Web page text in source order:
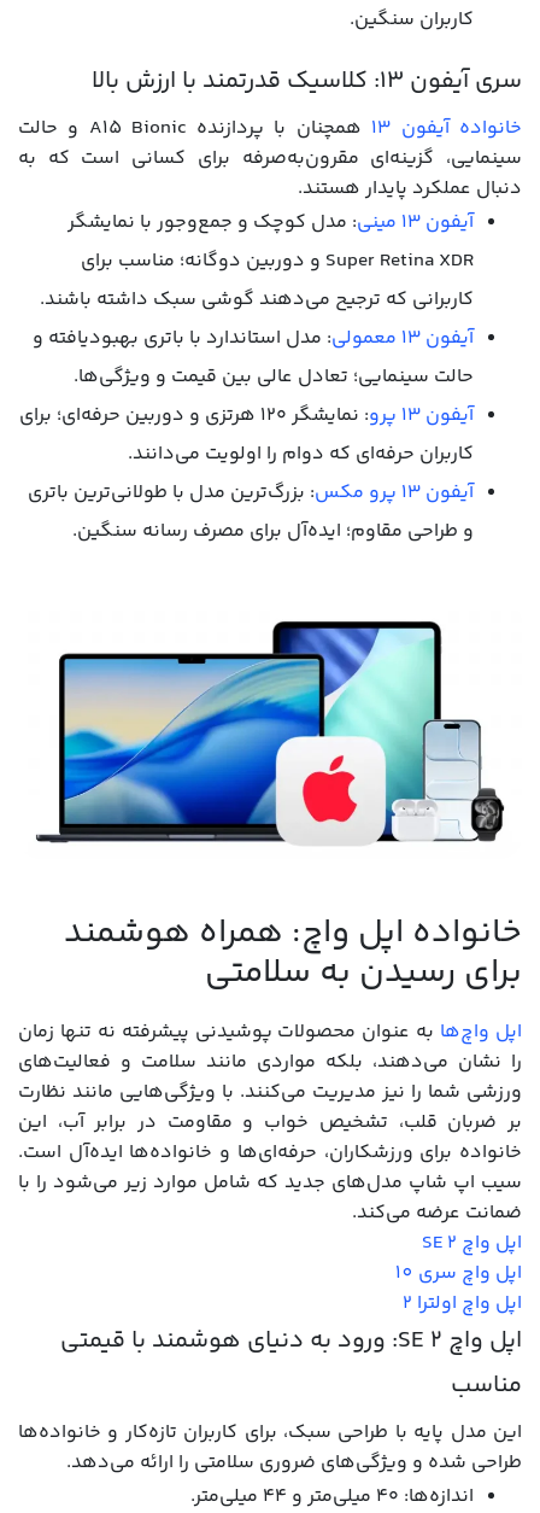
کاربران سنگین.
سری آيفون 13: کلاسیک قدرتمند با ارزش بالا
خانواده آیفون 13
همچنان با پردازنده A15 Bionic و حالت
سینمایی، گزینه‌ای مقرون‌به‌صرفه برای کسانی است که به
دنبال عملکرد پایدار هستند.
آیفون 13 مینی
: مدل کوچک و جمع‌وجور با نمایشگر
Super Retina XDR و دوربین دوگانه؛ مناسب برای
کاربرانی که ترجیح می‌دهند گوشی سبک داشته باشند.
آیفون 13 معمولی
: مدل استاندارد با باتری بهبودیافته و
حالت سینمایی؛ تعادل عالی بین قیمت و ویژگی‌ها.
آیفون 13 پرو
: نمایشگر ۱۲۰ هرتزی و دوربین حرفه‌ای؛ برای
کاربران حرفه‌ای که دوام را اولویت می‌دانند.
آیفون 13 پرو مکس
: بزرگ‌ترین مدل با طولانی‌ترین باتری
و طراحی مقاوم؛ ایده‌آل برای مصرف رسانه سنگین.
خانواده اپل واچ: همراه هوشمند
برای رسیدن به سلامتی
اپل واچ‌ها به عنوان محصولات پوشیدنی پیشرفته نه تنها زمان
را نشان می‌دهند، بلکه مواردی مانند سلامت و فعالیت‌های
ورزشی شما را نیز مدیریت می‌کنند. با ویژگی‌هایی مانند نظارت
بر ضربان قلب، تشخیص خواب و مقاومت در برابر آب، این
خانواده برای ورزشکاران، حرفه‌ای‌ها و خانواده‌ها ایده‌آل است.
سیب اپ شاپ مدل‌های جدید که شامل موارد زیر می‌شود را با
ضمانت عرضه می‌کند.
اپل واچ SE 2
اپل واچ سری 10
اپل واچ اولترا 2
اپل واچ SE 2: ورود به دنیای هوشمند با قیمتی
مناسب
این مدل پایه با طراحی سبک، برای کاربران تازه‌کار و خانواده‌ها
طراحی شده و ویژگی‌های ضروری سلامتی را ارائه می‌دهد.
اندازه‌ها: ۴۰ میلی‌متر و ۴۴ میلی‌متر.